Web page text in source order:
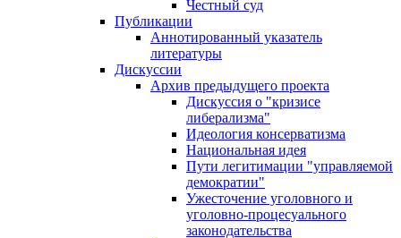
Честный суд
Публикации
Аннотированный указатель
литературы
Дискуссии
Архив предыдущего проекта
Дискуссия о "кризисе
либерализма"
Идеология консерватизма
Национальная идея
Пути легитимации "управляемой
демократии"
Ужесточение уголовного и
уголовно-процесуального
законодательства